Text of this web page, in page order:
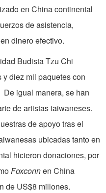
en China continental
de asistencia,
dinero efectivo.
Budista Tzu Chi
diez mil paquetes con
igual manera, se han
de artistas taiwaneses.
de apoyo tras el
ubicadas tanto en
hicieron donaciones, por
Foxconnen China
de US$8 millones.